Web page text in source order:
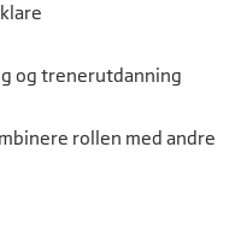
og trenerutdanning
rollen med andre